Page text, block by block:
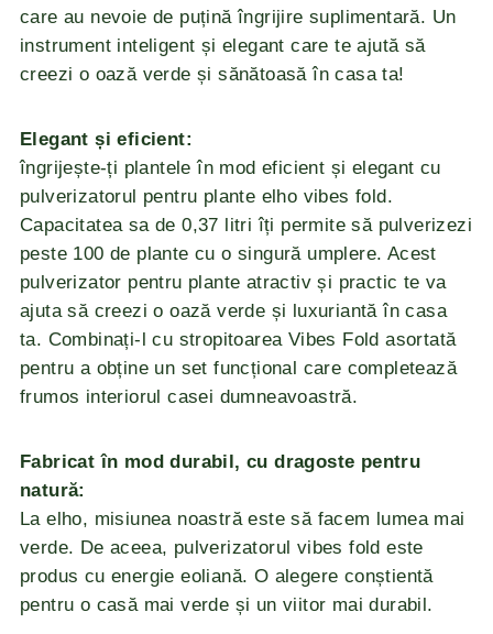
care au nevoie de puțină îngrijire suplimentară. Un
instrument inteligent și elegant care te ajută să
creezi o oază verde și sănătoasă în casa ta!
Elegant și eficient:
îngrijește-ți plantele în mod eficient și elegant cu
pulverizatorul pentru plante elho vibes fold.
Capacitatea sa de 0,37 litri îți permite să pulverizezi
peste 100 de plante cu o singură umplere. Acest
pulverizator pentru plante atractiv și practic te va
ajuta să creezi o oază verde și luxuriantă în casa
ta. Combinați-l cu stropitoarea Vibes Fold asortată
pentru a obține un set funcțional care completează
frumos interiorul casei dumneavoastră.
Fabricat în mod durabil, cu dragoste pentru
natură:
La elho, misiunea noastră este să facem lumea mai
verde. De aceea, pulverizatorul vibes fold este
produs cu energie eoliană. O alegere conștientă
pentru o casă mai verde și un viitor mai durabil.